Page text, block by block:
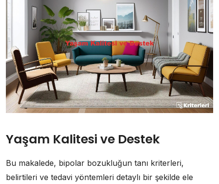
Yaşam Kalitesi ve Destek
Bu makalede, bipolar bozukluğun tanı kriterleri,
belirtileri ve tedavi yöntemleri detaylı bir şekilde ele